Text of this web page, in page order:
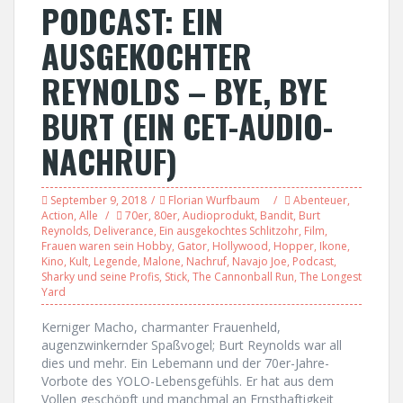
PODCAST: EIN
AUSGEKOCHTER
REYNOLDS – BYE, BYE
BURT (EIN CET-AUDIO-
NACHRUF)
September 9, 2018 Florian Wurfbaum Abenteuer,
Action, Alle 70er, 80er, Audioprodukt, Bandit, Burt
Reynolds, Deliverance, Ein ausgekochtes Schlitzohr, Film,
Frauen waren sein Hobby, Gator, Hollywood, Hopper, Ikone,
Kino, Kult, Legende, Malone, Nachruf, Navajo Joe, Podcast,
Sharky und seine Profis, Stick, The Cannonball Run, The Longest
Yard
Kerniger Macho, charmanter Frauenheld,
augenzwinkernder Spaßvogel; Burt Reynolds war all
dies und mehr. Ein Lebemann und der 70er-Jahre-
Vorbote des YOLO-Lebensgefühls. Er hat aus dem
Vollen geschöpft und manchmal an Ernsthaftigkeit